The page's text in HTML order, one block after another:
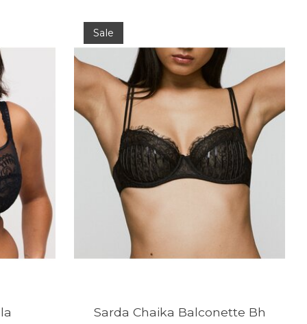
Sale
Sarda Chaika Balconette Bh